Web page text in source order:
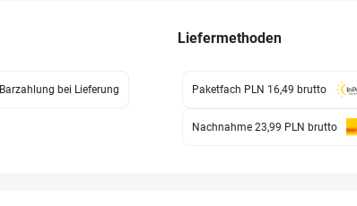
Barzahlung bei Lieferung
Liefermethoden
Paketfach PLN 16,49 brutto
Nachnahme 23,99 PLN brutto